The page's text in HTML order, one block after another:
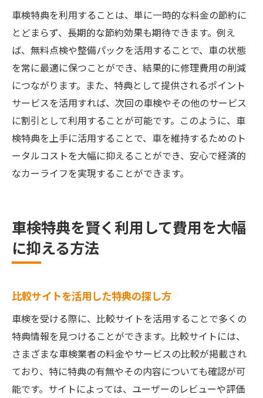
策
初めての車検特典利用ガイド
効率的な特典活用のステップバイステップ
特典をフルに活用するための事前準備
節約を実感するための特典利用術
車検特典で年間節約を達成する方法
特典を賢く使いこなすための秘訣
車検特典を利用することは、単に一時的な料金の節約に
とどまらず、長期的な節約効果も期待できます。例え
ば、無料点検や整備パックを活用することで、車の状態
を常に最適に保つことができ、結果的に修理費用の削減
につながります。また、特典として提供されるポイント
サービスを活用すれば、次回の車検やその他のサービス
に割引として利用することが可能です。このように、車
検特典を上手に活用することで、車を維持するためのト
ータルコストを大幅に抑えることができ、安心で経済的
なカーライフを実現することができます。
車検特典を賢く利用して費用を大幅
に抑える方法
比較サイトを活用した特典の探し方
車検を受ける際に、比較サイトを活用することで多くの
特典情報を見つけることができます。比較サイトには、
さまざまな車検業者の料金やサービスの比較が掲載され
ており、特に特典の有無やその内容についても確認が可
能です。サイトによっては、ユーザーのレビューや評価